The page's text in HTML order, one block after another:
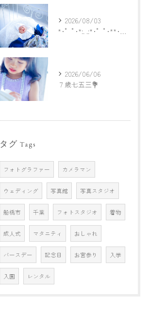
2026/08/03
*･゜ﾟ･*:. .:*･゜ﾟ･**･゜ﾟ･*:.
2026/06/06
７歳七五三💐
タグ Tags
フォトグラファー カメラマン
ウェディング 写真館 写真スタジオ
船橋市 千葉 フォトスタジオ 着物
成人式 マタニティ おしゃれ
バースデー 記念日 お宮参り 入学
入園 レンタル